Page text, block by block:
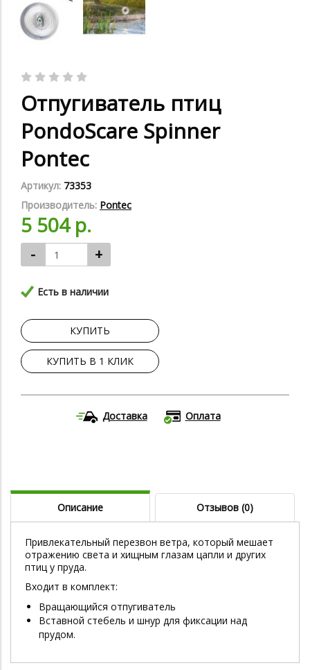
Отпугиватель птиц
PondoScare Spinner
Pontec
Артикул: 73353
Производитель: Pontec
5 504 р.
- +
Есть в наличии
КУПИТЬ
КУПИТЬ В 1 КЛИК
Доставка Оплата
Описание Отзывов (0)
Привлекательный перезвон ветра, который мешает
отражению света и хищным глазам цапли и других
птиц у пруда.
Входит в комплект:
Вращающийся отпугиватель
Вставной стебель и шнур для фиксации над
прудом.